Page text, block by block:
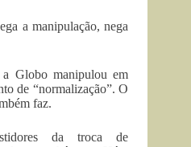
a manipulação, nega
Globo manipulou em
de “normalização”. O
faz.
da troca de